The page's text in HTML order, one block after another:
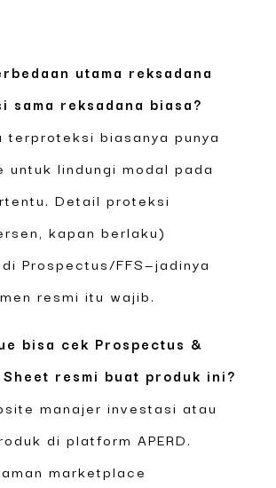
utama reksadana
sama reksadana biasa?
terproteksi biasanya punya
untuk lindungi modal pada
Detail proteksi
kapan berlaku)
Prospectus/FFS—jadinya
resmi itu wajib.
bisa cek Prospectus &
resmi buat produk ini?
manajer investasi atau
di platform APERD.
marketplace